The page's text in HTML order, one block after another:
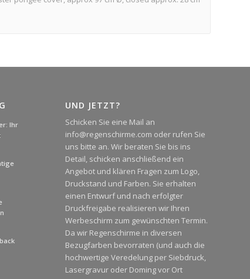
Ihr
UND JETZT?
Schicken Sie eine Mail an
info@regenschirme.com oder rufen Sie
uns bitte an. Wir beraten Sie bis ins
Detail, schicken anschließend ein
Angebot und klären Fragen zum Logo,
Druckstand und Farben. Sie erhalten
einen Entwurf und nach erfolgter
Druckfreigabe realisieren wir Ihren
Werbeschirm zum gewünschten Termin.
Da wir Regenschirme in diversen
Bezugfarben bevorraten (und auch die
hochwertige Veredelung per Siebdruck,
Lasergravur oder Doming vor Ort